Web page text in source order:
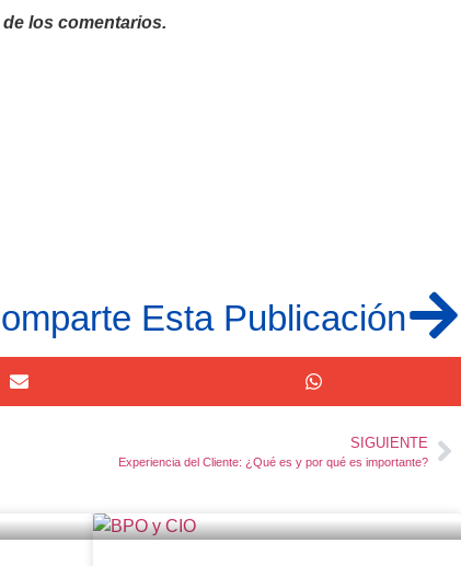
los comentarios.
Esta Publicación
SIGUIENTE
Experiencia del Cliente: ¿Qué es y por qué es importante?